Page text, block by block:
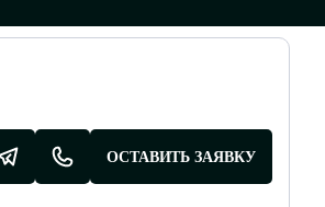
ОСТАВИТЬ ЗАЯВКУ